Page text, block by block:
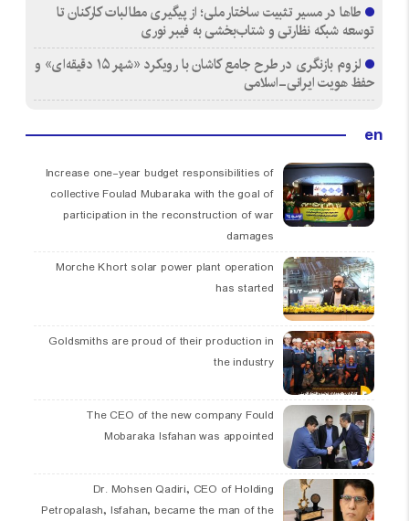
طاها در مسیر تثبیت ساختار ملی؛ از پیگیری مطالبات کارکنان تا
توسعه شبکه نظارتی و شتاب‌بخشی به فیبر نوری
لزوم بازنگری در طرح جامع کاشان با رویکرد «شهر ۱۵ دقیقه‌ای» و
حفظ هویت ایرانی-اسلامی
en
Increase one-year budget responsibilities of
collective Foulad Mubaraka with the goal of
participation in the reconstruction of war
damages
Morche Khort solar power plant operation
has started
Goldsmiths are proud of their production in
the industry
The CEO of the new company Fould
Mobaraka Isfahan was appointed
Dr. Mohsen Qadiri, CEO of Holding
Petropalash, Isfahan, became the man of the